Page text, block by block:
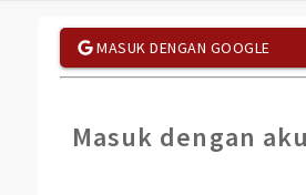
MASUK DENGAN GOOGLE
Masuk dengan